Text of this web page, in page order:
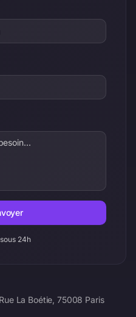
24h
La Boétie, 75008 Paris